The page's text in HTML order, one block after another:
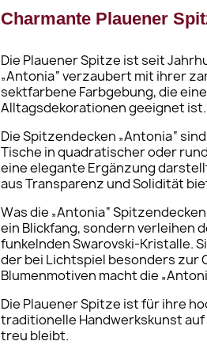
Charmante Plauener
Die Plauener Spitze ist seit
„Antonia“ verzaubert mit ihrer
sektfarbene Farbgebung, die
Alltagsdekorationen geeignet ist.
Die Spitzendecken „Antonia“
Tische in quadratischer oder
eine elegante Ergänzung
aus Transparenz und Solidität
Was die „Antonia“
ein Blickfang, sondern verleihen
funkelnden Swarovski-Kristalle.
der bei Lichtspiel besonders zur
Blumenmotiven macht die
Die Plauener Spitze ist für ihre
traditionelle Handwerkskunst
treu bleibt.